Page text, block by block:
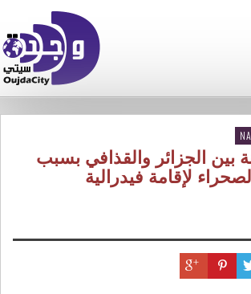
بين الجزائر والقذافي بسبب
لإقامة فيدرالية